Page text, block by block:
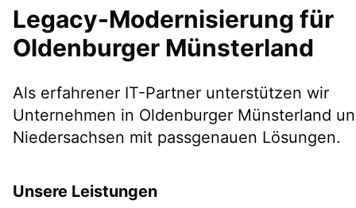
Legacy-Modernisierung für
Oldenburger Münsterland
Als erfahrener IT-Partner unterstützen wir
Unternehmen in Oldenburger Münsterland
Niedersachsen mit passgenauen Lösungen.
Unsere Leistungen